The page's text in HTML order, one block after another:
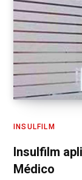
INSULFILM
Insulfilm
Médico